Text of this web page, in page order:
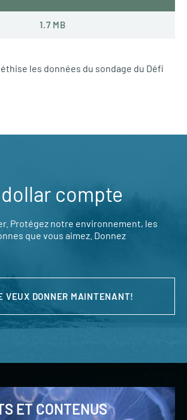
1.7 MB
les données du sondage du Défi
compte
Protégez notre environnement, les
que vous aimez. Donnez
VEUX DONNER MAINTENANT!
ET CONTENUS